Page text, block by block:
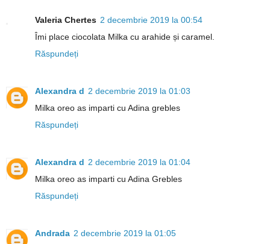
Valeria Chertes 2 decembrie 2019 la 00:54
Îmi place ciocolata Milka cu arahide și caramel.
Răspundeți
Alexandra d 2 decembrie 2019 la 01:03
Milka oreo as imparti cu Adina grebles
Răspundeți
Alexandra d 2 decembrie 2019 la 01:04
Milka oreo as imparti cu Adina Grebles
Răspundeți
Andrada 2 decembrie 2019 la 01:05